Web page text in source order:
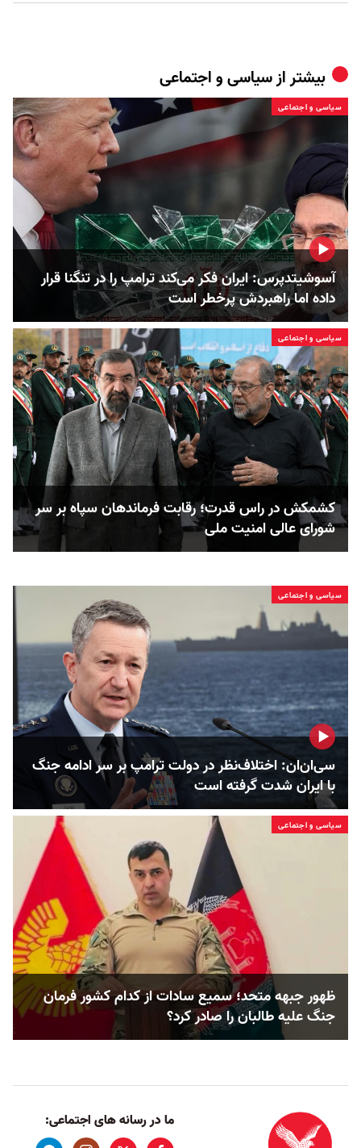
بیشتر ازسیاسی و اجتماعی
سیاسی و اجتماعی
آسوشیتدپرس: ایران فکر می‌کند ترامپ را در تنگنا قرار
داده‌ اما راهبردش پرخطر است
سیاسی و اجتماعی
کشمکش در راس قدرت؛ رقابت فرماندهان سپاه بر سر
شورای عالی امنیت ملی
سیاسی و اجتماعی
سی‌ان‌ان: اختلاف‌نظر در دولت ترامپ بر سر ادامه جنگ
با ایران شدت گرفته است
سیاسی و اجتماعی
ظهور جبهه متحد؛ سمیع سادات از کدام کشور فرمان
جنگ علیه طالبان را صادر کرد؟
ما در رسانه های اجتماعی: